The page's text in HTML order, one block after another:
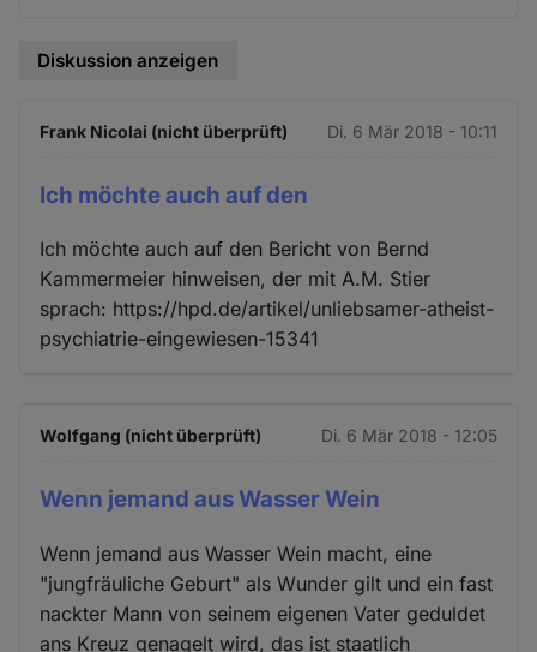
Diskussion anzeigen
Frank Nicolai (nicht überprüft) Di. 6 Mär 2018 - 10:11
Ich möchte auch auf den
Ich möchte auch auf den Bericht von Bernd
Kammermeier hinweisen, der mit A.M. Stier
sprach: https://hpd.de/artikel/unliebsamer-atheist-
psychiatrie-eingewiesen-15341
Wolfgang (nicht überprüft) Di. 6 Mär 2018 - 12:05
Wenn jemand aus Wasser Wein
Wenn jemand aus Wasser Wein macht, eine
"jungfräuliche Geburt" als Wunder gilt und ein fast
nackter Mann von seinem eigenen Vater geduldet
ans Kreuz genagelt wird, das ist staatlich